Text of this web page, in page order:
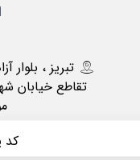
تبریز ،
تقاطع خیابان
کد